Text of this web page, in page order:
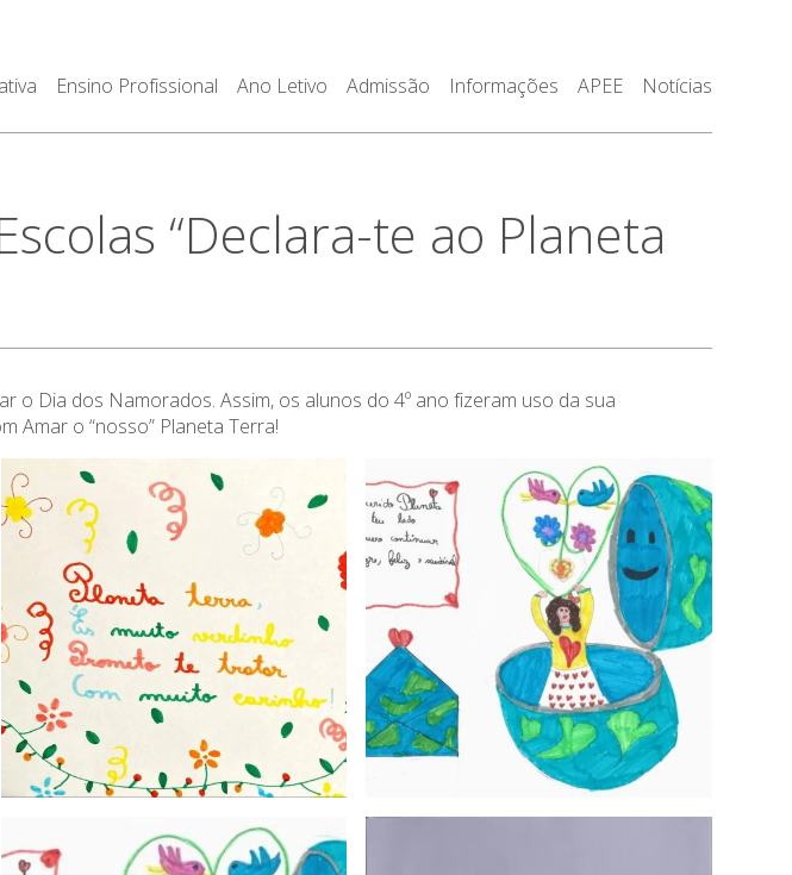
Ensino Profissional Ano Letivo Admissão Informações APEE Notícias
“Declara-te ao Planeta
o Dia dos Namorados. Assim, os alunos do 4º ano fizeram uso da sua
Amar o “nosso” Planeta Terra!